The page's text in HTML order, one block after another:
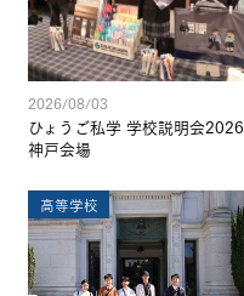
2026/08/03
ひょうご私学 学校説明会2026
神戸会場
高等学校